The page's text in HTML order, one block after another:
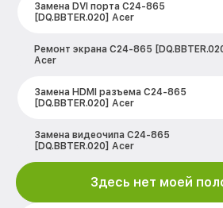
Замена DVI порта C24-865
[DQ.BBTER.020] Acer
Ремонт экрана C24-865
Acer
Замена HDMI разъема C24-865
[DQ.BBTER.020] Acer
Замена видеочипа C24-865
[DQ.BBTER.020] Acer
Замена аккумулятора (батареи) C24-
865 [DQ.BBTER.020] Acer
Здесь нет моей